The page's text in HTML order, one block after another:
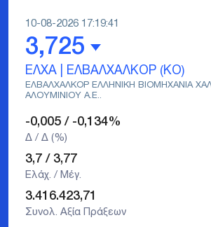
10-08-2026 17:19:41
3,725
ΕΛΧΑ | ΕΛΒΑΛΧΑΛΚΟΡ (ΚΟ)
ΕΛΒΑΛΧΑΛΚΟΡ ΕΛΛΗΝΙΚΗ ΒΙΟΜΗΧΑΝΙΑ
ΑΛΟΥΜΙΝΙΟΥ Α.Ε..
-0,005 / -0,134%
Δ / Δ (%)
3,7 / 3,77
Ελάχ. / Μέγ.
3.416.423,71
Συνολ. Αξία Πράξεων